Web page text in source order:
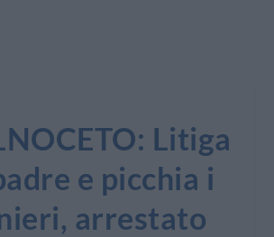
Litiga
e picchia i
arrestato